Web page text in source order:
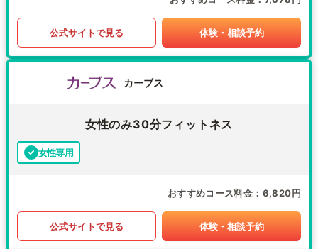
公式サイトで見る 体験・相談予約
カーブス
女性のみ30分フィットネス
女性専用
おすすめコース料金 6,820円
公式サイトで見る 体験・相談予約